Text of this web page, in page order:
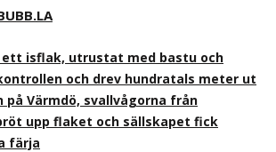
ett isflak, utrustat med bastu och
och drev hundratals meter ut
på Värmdö, svallvågorna från
upp flaket och sällskapet fick
färja